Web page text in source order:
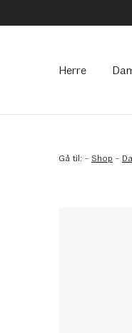
Herre
Gå til: – Shop –